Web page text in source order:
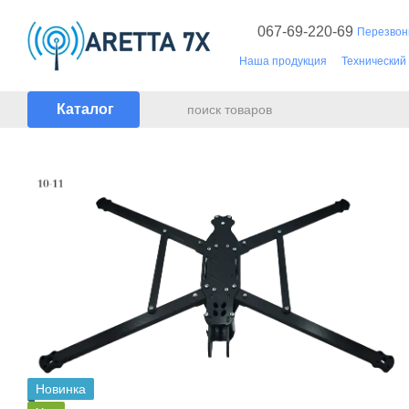
067-69-220-69
Наша продукция
Каталог
Новинка